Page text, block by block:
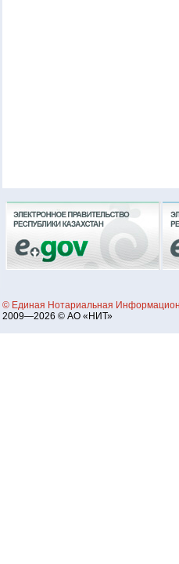
© Единая Нотариальная
2009—2026 © АО «НИТ»